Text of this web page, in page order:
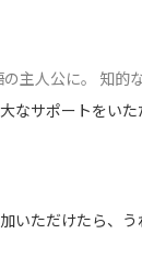
的な刺激を楽しむ「はじ
なサポートをい
いただけたら、